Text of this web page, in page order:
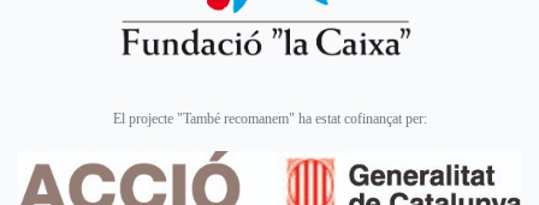
El projecte "També recomanem" ha estat cofinançat per: